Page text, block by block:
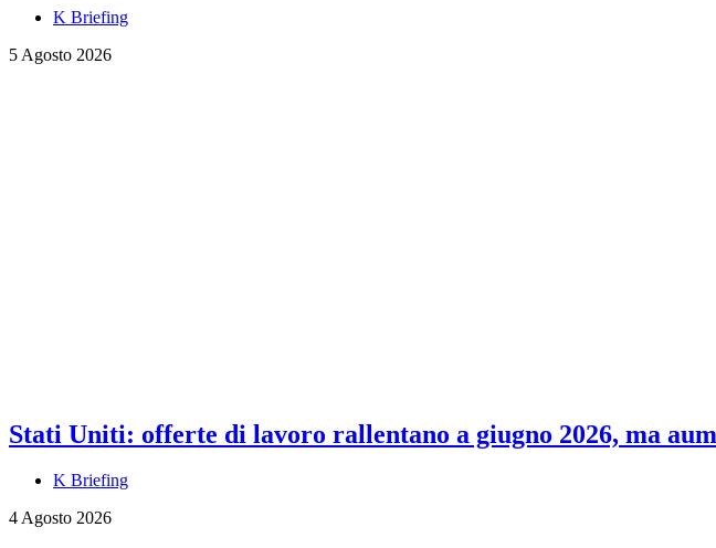
K Briefing
5 Agosto 2026
Stati Uniti: offerte di lavoro rallentano a giugno 2026, ma
K Briefing
4 Agosto 2026